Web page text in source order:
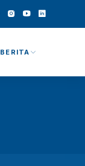
BERITA